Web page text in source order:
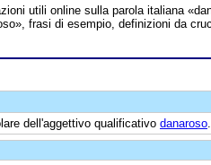
utili online sulla parola italiana
frasi di esempio, definizioni da
dell'aggettivo qualificativo danaroso